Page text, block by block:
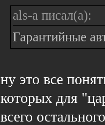
als-a писал(а):
Гарантийные
ну это все
которых для
всего